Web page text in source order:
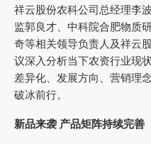
祥云股份农科公司总经理李
监郭良才、中科院合肥物质
奇等相关领导负责人及祥云
议深入分析当下农资行业现
差异化、发展方向、营销理
破冰前行。
新品来袭 产品矩阵持续完善